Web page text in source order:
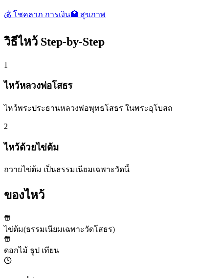
💰 โชคลาภ การเงิน🏥 สุขภาพ
วิธีไหว้ Step-by-Step
1
ไหว้หลวงพ่อโสธร
ไหว้พระประธานหลวงพ่อพุทธโสธร ในพระอุโบสถ
2
ไหว้ด้วยไข่ต้ม
ถวายไข่ต้ม เป็นธรรมเนียมเฉพาะวัดนี้
ของไหว้
ไข่ต้ม(ธรรมเนียมเฉพาะวัดโสธร)
ดอกไม้ ธูป เทียน